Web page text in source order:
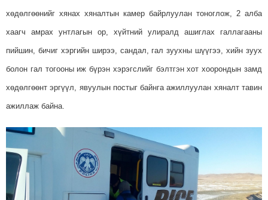
хөдөлгөөнийг хянах хяналтын камер байрлуулан тоноглож, 2 алба
хаагч амрах унтлагын ор, хүйтний улиралд ашиглах галлагааны
пийшин, бичиг хэргийн ширээ, сандал, гал зуухны шүүгээ, хийн зуух
болон гал тогооны иж бүрэн хэрэгслийг бэлтгэн хот хоорондын замд
хөдөлгөөнт эргүүл, явуулын постыг байнга ажиллуулан хяналт тавин
ажиллаж байна.